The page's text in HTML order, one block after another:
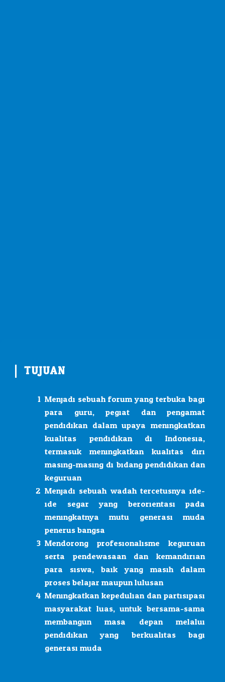
TUJUAN
Menjadi sebuah forum yang terbuka bagi
para guru, pegiat dan pengamat
pendidikan dalam upaya meningkatkan
kualitas pendidikan di Indonesia,
termasuk meningkatkan kualitas diri
masing-masing di bidang pendidikan dan
keguruan
Menjadi sebuah wadah tercetusnya ide-
ide segar yang berorientasi pada
meningkatnya mutu generasi muda
penerus bangsa.
Mendorong profesionalisme keguruan
serta pendewasaan dan kemandirian
para siswa, baik yang masih dalam
proses belajar maupun lulusan.
Meningkatkan kepedulian dan partisipasi
masyarakat luas, untuk bersama-sama
membangun masa depan melalui
pendidikan yang berkualitas bagi
generasi muda.